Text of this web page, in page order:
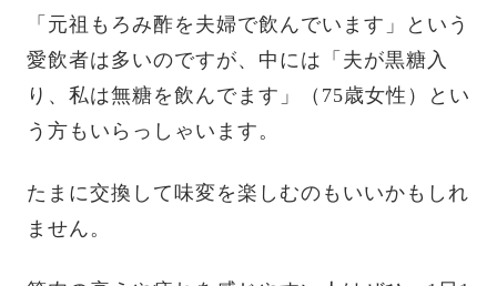
「元祖もろみ酢を夫婦で飲んでいます」という
愛飲者は多いのですが、中には「夫が黒糖入
り、私は無糖を飲んでます」（75歳女性）とい
う方もいらっしゃいます。
たまに交換して味変を楽しむのもいいかもしれ
ません。